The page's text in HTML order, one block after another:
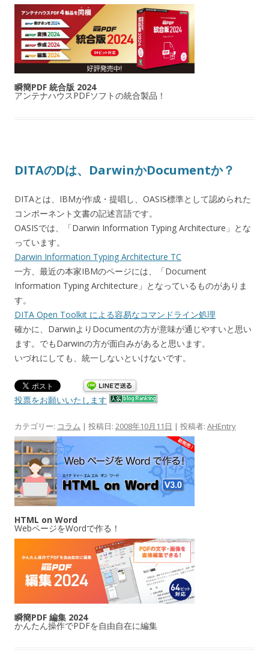
瞬簡PDF 統合版 2024
アンテナハウスPDFソフトの統合製品！
DITAのDは、DarwinかDocumentか？
DITAとは、IBMが作成・提唱し、OASIS標準として認められた
コンポーネント文書の記述言語です。
OASISでは、「Darwin Information Typing Architecture」とな
っています。
Darwin Information Typing Architecture TC
一方、最近の本家IBMのページには、「Document
Information Typing Architecture」となっているものがありま
す。
DITA Open Toolkit による容易なコマンドライン処理
確かに、DarwinよりDocumentの方が意味が通じやすいと思い
ます。でもDarwinの方が面白みがあると思います。
いづれにしても、統一しないといけないです。
投票をお願いいたします
カテゴリー: コラム | 投稿日: 2008年10月11日 | 投稿者: AHEntry
HTML on Word
WebページをWordで作る！
瞬簡PDF 編集 2024
かんたん操作でPDFを自由自在に編集